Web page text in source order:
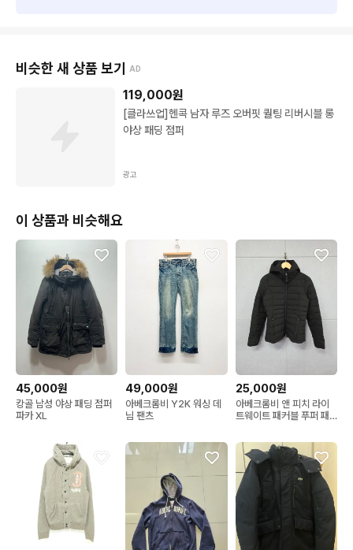
비슷한 새 상품 보기 AD
119,000원
[클라쓰업]헨콕 남자 루즈 오버핏 퀄팅 리버시블 롱
야상 패딩 점퍼
광고
이 상품과 비슷해요
45,000원
캉골 남성 야상 패딩 점퍼
파카 XL
49,000원
아베크롬비 Y2K 워싱 데
님 팬츠
25,000원
아베크롬비 앤 피치 라이
트웨이트 패커블 푸퍼 패